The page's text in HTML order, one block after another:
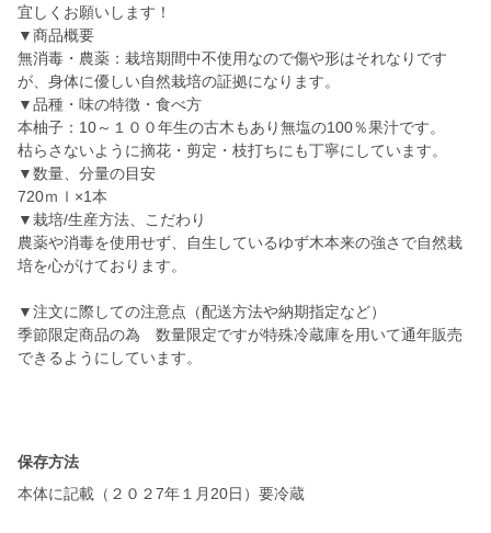
宜しくお願いします！
▼商品概要
無消毒・農薬：栽培期間中不使用なので傷や形はそれなりです
が、身体に優しい自然栽培の証拠になります。
▼品種・味の特徴・食べ方
本柚子：10～１００年生の古木もあり無塩の100％果汁です。
枯らさないように摘花・剪定・枝打ちにも丁寧にしています。
▼数量、分量の目安
720ｍｌ×1本
▼栽培/生産方法、こだわり
農薬や消毒を使用せず、自生しているゆず木本来の強さで自然栽
培を心がけております。
▼注文に際しての注意点（配送方法や納期指定など）
季節限定商品の為 数量限定ですが特殊冷蔵庫を用いて通年販売
できるようにしています。
保存方法
本体に記載（２０２7年１月20日）要冷蔵